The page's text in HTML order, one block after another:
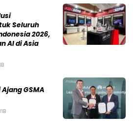
Seluruh
2026,
AI di Asia
GSMA